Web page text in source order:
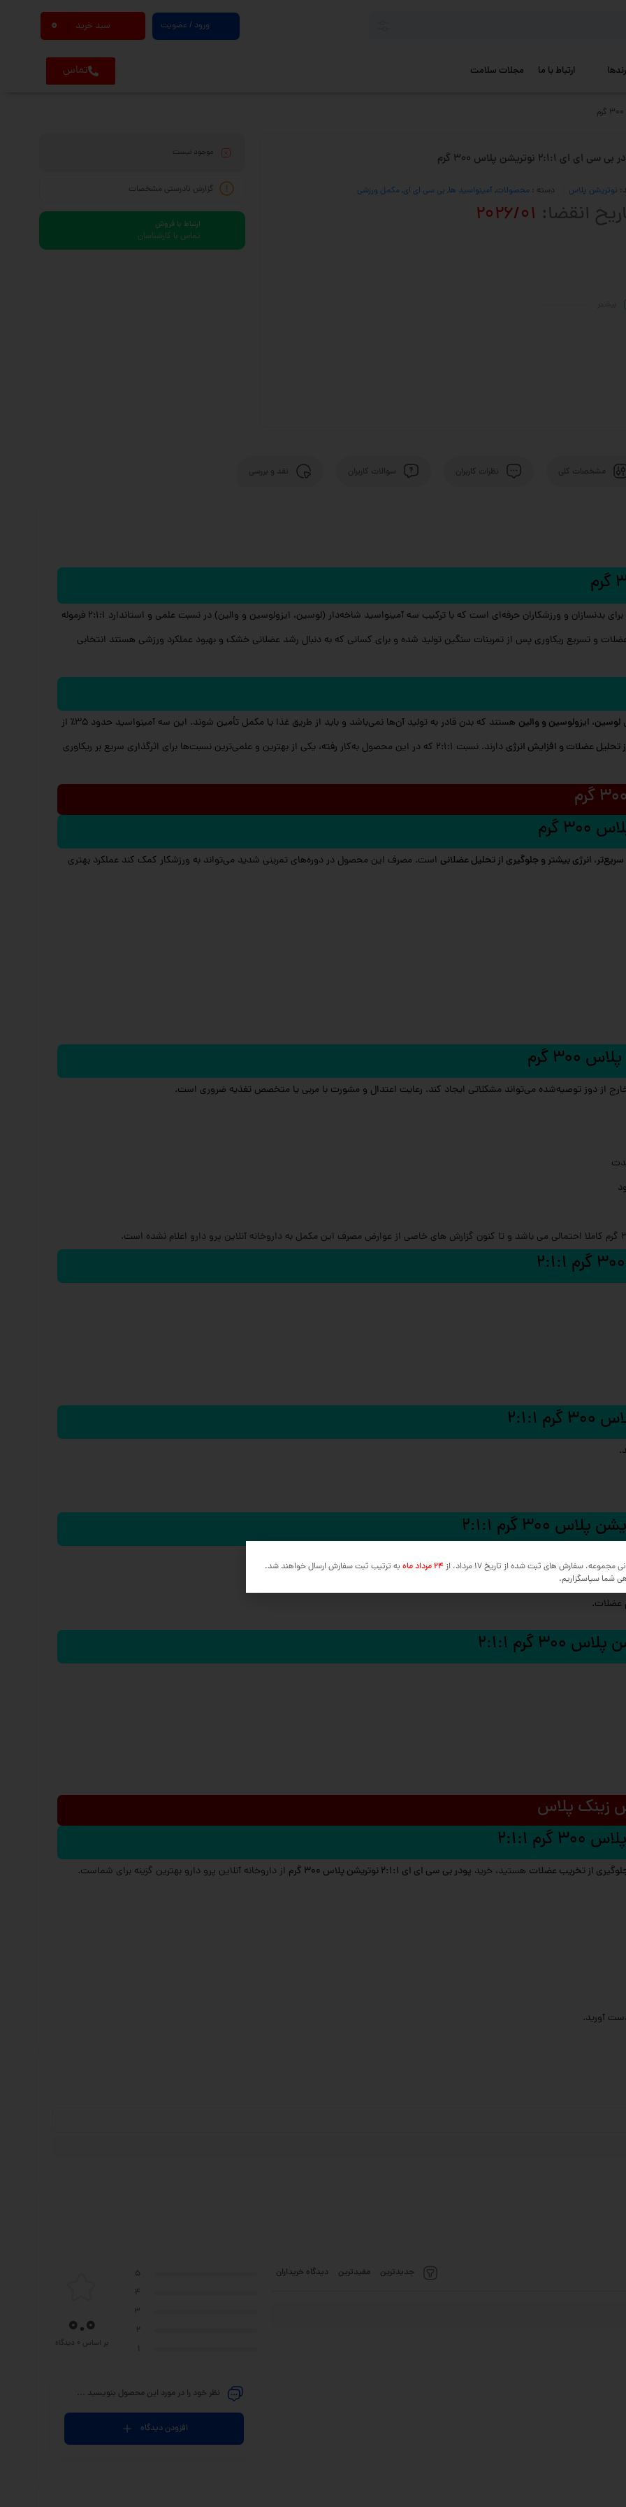
ورود / عضویت سبد خرید 0
ارتباط با ما مجلات سلامت تماس
سی ای ای 2:1:1 نوتریشن پلاس 300 گرم
نوتریشن پلاس دسته : محصولات آمینواسید ها بی سی ای ای مکمل ورزشی
انقضا: 2026/01
موجود نیست
گزارش نادرستی مشخصات
ارتباط با فروش
تماس با کارشناسان
مشخصات کلی نظرات کاربران سوالات کاربران نقد و بررسی
یکی از مکمل‌های پرطرفدار برای بدنسازان و ورزشکاران حرفه‌ای است که با ترکیب سه آمینواسید شاخه‌دار (لوسین، ایزولوسین و والین) در نسبت علمی و استاندارد 2:1:1 فرموله
و تسریع ریکاوری پس از تمرینات سنگین تولید شده و برای کسانی که به دنبال رشد عضلانی خشک و بهبود عملکرد ورزشی هستند انتخابی
لوسین، ایزولوسین و والین
هستند که بدن قادر به تولید آن‌ها نمی‌باشد و باید از طریق غذا یا مکمل تأمین شوند. این سه آمینواسید حدود ۳۵٪ از
تحلیل عضلات و افزایش انرژی
دارند. نسبت 2:1:1 که در این محصول به‌کار رفته، یکی از بهترین و علمی‌ترین نسبت‌ها برای اثرگذاری سریع بر ریکاوری
سریع‌تر، انرژی بیشتر و جلوگیری از تحلیل عضلانی است. مصرف این محصول در دوره‌های تمرینی شدید می‌تواند به ورزشکار کمک کند عملکرد بهتری
از دوز توصیه‌شده می‌تواند مشکلاتی ایجاد کند. رعایت اعتدال و مشورت با مربی یا متخصص تغذیه ضروری است.
داروخانه آنلاین پرو دارو اعلام نشده است.
گرم 2:1:1
عضلات.
2:1:1
زینک پلاس
2:1:1
از تخریب عضلات هستید، خرید پودر بی سی ای ای 2:1:1 نوتریشن پلاس 300 گرم
از داروخانه آنلاین پرو دارو بهترین گزینه برای شماست.
آورید.
جدیدترین مفیدترین دیدگاه خریداران
5
4
3
2
1
0.0
بر اساس 0 دیدگاه
نظر خود را در مورد این محصول بنویسید ...
افزودن دیدگاه
مجموعه، سفارش های ثبت شده از تاریخ 17 مرداد، از
24 مرداد ماه
به ترتیب ثبت سفارش ارسال خواهند شد.
شما سپاسگزاریم.